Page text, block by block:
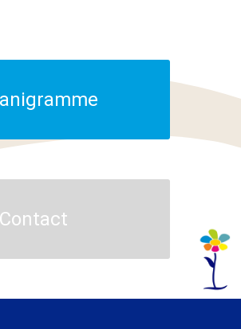
Contact